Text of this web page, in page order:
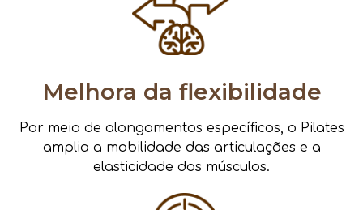
Melhora da flexibilidade
Por meio de alongamentos específicos, o Pilates
amplia a mobilidade das articulações e a
elasticidade dos músculos.